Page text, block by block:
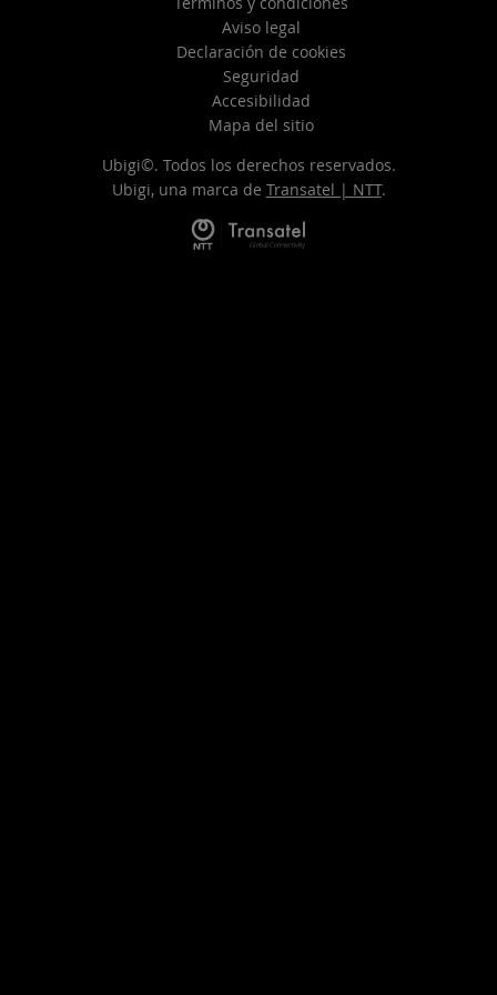
Aviso legal
Declaración de cookies
Seguridad
Accesibilidad
Mapa del sitio
Ubigi©. Todos los derechos reservados.
Ubigi, una marca de Transatel | NTT.